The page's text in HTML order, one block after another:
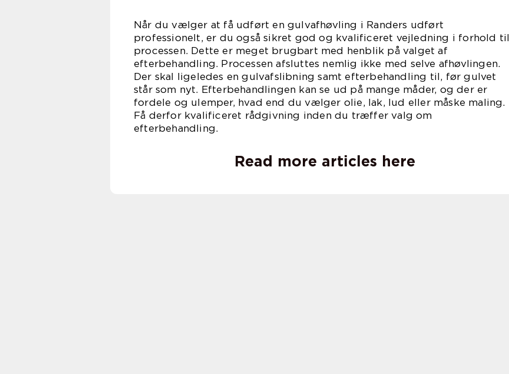
Når du vælger at få udført en gulvafhøvling i Randers udført
professionelt, er du også sikret god og kvalificeret vejledning i forhold til
processen. Dette er meget brugbart med henblik på valget af
efterbehandling. Processen afsluttes nemlig ikke med selve afhøvlingen.
Der skal ligeledes en gulvafslibning samt efterbehandling til, før gulvet
står som nyt. Efterbehandlingen kan se ud på mange måder, og der er
fordele og ulemper, hvad end du vælger olie, lak, lud eller måske maling.
Få derfor kvalificeret rådgivning inden du træffer valg om
efterbehandling.
Read more articles here